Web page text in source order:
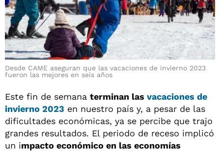
Desde CAME aseguran que las vacaciones de invierno 2023
fueron las mejores en seis años
Este fin de semana terminan las vacaciones de
invierno 2023 en nuestro país y, a pesar de las
dificultades económicas, ya se percibe que trajo
grandes resultados. El periodo de receso implicó
un impacto económico en las economías